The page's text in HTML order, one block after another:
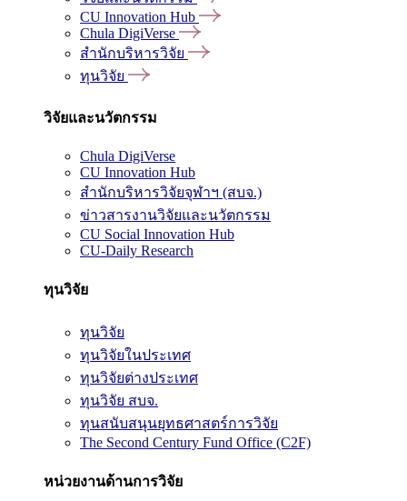
CU Innovation Hub
Chula DigiVerse
สำนักบริหารวิจัย
ทุนวิจัย
วิจัยและนวัตกรรม
Chula DigiVerse
CU Innovation Hub
สำนักบริหารวิจัยจุฬาฯ (สบจ.)
ข่าวสารงานวิจัยและนวัตกรรม
CU Social Innovation Hub
CU-Daily Research
ทุนวิจัย
ทุนวิจัย
ทุนวิจัยในประเทศ
ทุนวิจัยต่างประเทศ
ทุนวิจัย สบจ.
ทุนสนับสนุนยุทธศาสตร์การวิจัย
The Second Century Fund Office (C2F)
หน่วยงานด้านการวิจัย